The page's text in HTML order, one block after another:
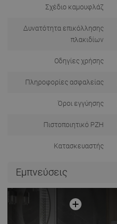
Σχέδιο καμουφλάζ
Δυνατότητα επικόλλησης
πλακιδίων
Οδηγίες χρήσης
Πληροφορίες ασφαλείας
Όροι εγγύησης
Πιστοποιητικό PZH
Κατασκευαστής
Εμπνεύσεις